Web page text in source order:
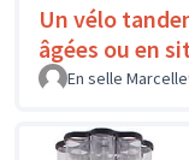
Un vélo
âgées ou en
En selle Marcelle